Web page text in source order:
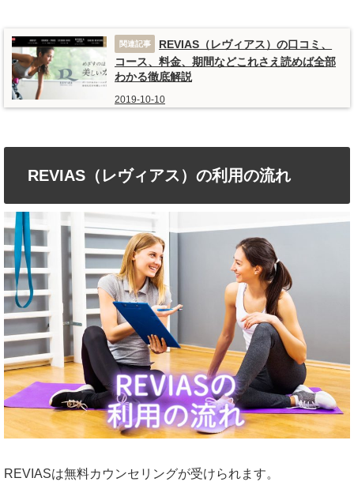
REVIAS（レヴィアス）の口コミ、
コース、料金、期間などこれさえ読めば全部
わかる徹底解説
2019-10-10
REVIAS（レヴィアス）の利用の流れ
REVIASは無料カウンセリングが受けられます。